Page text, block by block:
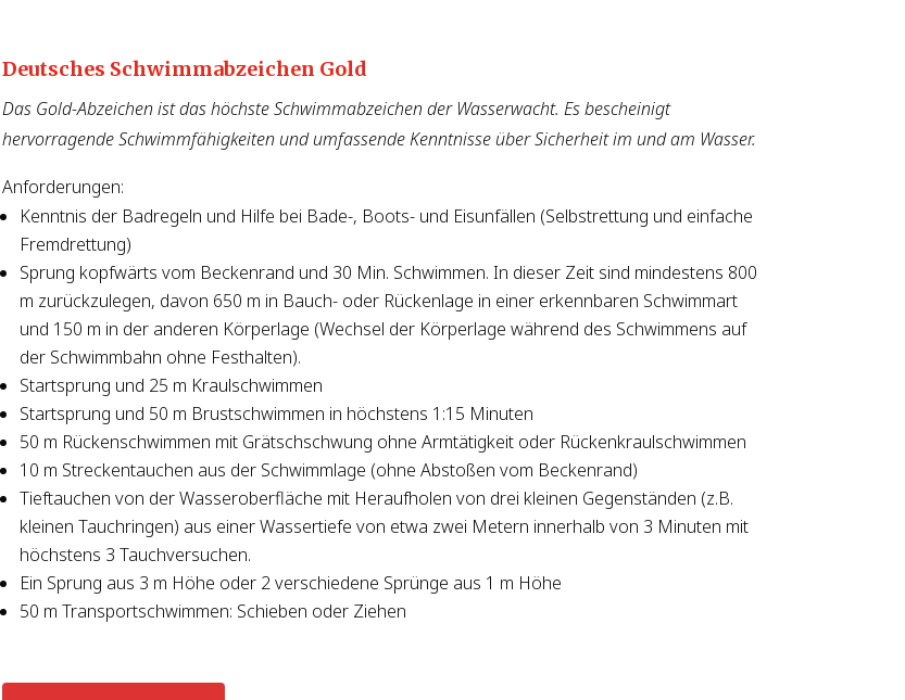
Deutsches Schwimmabzeichen Gold
Das Gold-Abzeichen ist das höchste Schwimmabzeichen der Wasserwacht. Es bescheinigt
hervorragende Schwimmfähigkeiten und umfassende Kenntnisse über Sicherheit im und am Wasser.
Anforderungen:
Kenntnis der Badregeln und Hilfe bei Bade-, Boots- und Eisunfällen (Selbstrettung und einfache
Fremdrettung)
Sprung kopfwärts vom Beckenrand und 30 Min. Schwimmen. In dieser Zeit sind mindestens 800
m zurückzulegen, davon 650 m in Bauch- oder Rückenlage in einer erkennbaren Schwimmart
und 150 m in der anderen Körperlage (Wechsel der Körperlage während des Schwimmens auf
der Schwimmbahn ohne Festhalten).
Startsprung und 25 m Kraulschwimmen
Startsprung und 50 m Brustschwimmen in höchstens 1:15 Minuten
50 m Rückenschwimmen mit Grätschschwung ohne Armtätigkeit oder Rückenkraulschwimmen
10 m Streckentauchen aus der Schwimmlage (ohne Abstoßen vom Beckenrand)
Tieftauchen von der Wasseroberfläche mit Heraufholen von drei kleinen Gegenständen (z.B.
kleinen Tauchringen) aus einer Wassertiefe von etwa zwei Metern innerhalb von 3 Minuten mit
höchstens 3 Tauchversuchen.
Ein Sprung aus 3 m Höhe oder 2 verschiedene Sprünge aus 1 m Höhe
50 m Transportschwimmen: Schieben oder Ziehen